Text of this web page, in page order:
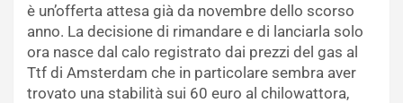
è un’offerta attesa già da novembre dello scorso
anno. La decisione di rimandare e di lanciarla solo
ora nasce dal calo registrato dai prezzi del gas al
Ttf di Amsterdam che in particolare sembra aver
trovato una stabilità sui 60 euro al chilowattora,